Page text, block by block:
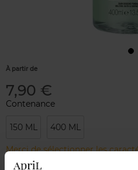
À partir de
7,90 €
Contenance
150 ML 400 ML
Merci de sélectionner les